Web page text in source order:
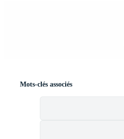
Mots-clés associés